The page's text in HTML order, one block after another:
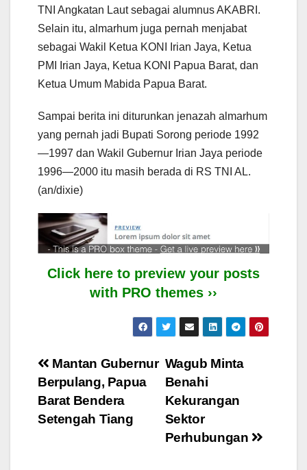
TNI Angkatan Laut sebagai alumnus AKABRI.
Selain itu, almarhum juga pernah menjabat
sebagai Wakil Ketua KONI Irian Jaya, Ketua
PMI Irian Jaya, Ketua KONI Papua Barat, dan
Ketua Umum Mabida Papua Barat.
Sampai berita ini diturunkan jenazah almarhum
yang pernah jadi Bupati Sorong periode 1992
—1997 dan Wakil Gubernur Irian Jaya periode
1996—2000 itu masih berada di RS TNI AL.
(an/dixie)
Click here to preview your posts
with PRO themes ››
Post
navigation
Wagub Minta
Benahi
Kekurangan
Sektor
Perhubungan
Mantan Gubernur
Berpulang, Papua
Barat Bendera
Setengah Tiang